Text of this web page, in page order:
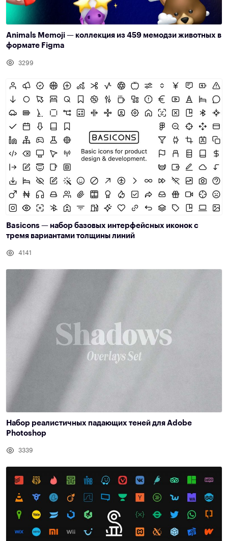
Animals Memoji — коллекция из 459 мемодзи животных в
формате Figma
3299
Basicons — набор базовых интерфейсных иконок с
тремя вариантами толщины линий
4141
Набор реалистичных падающих теней для Adobe
Photoshop
3339